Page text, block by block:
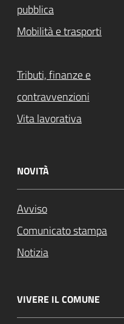
pubblica
Mobilità e trasporti
Tributi, finanze e
contravvenzioni
Vita lavorativa
NOVITÀ
Avviso
Comunicato stampa
Notizia
VIVERE IL COMUNE